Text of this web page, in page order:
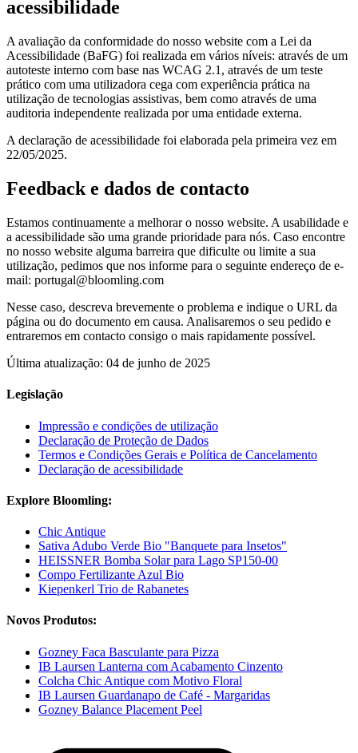
acessibilidade
A avaliação da conformidade do nosso website com a Lei da
Acessibilidade (BaFG) foi realizada em vários níveis: através de um
autoteste interno com base nas WCAG 2.1, através de um teste
prático com uma utilizadora cega com experiência prática na
utilização de tecnologias assistivas, bem como através de uma
auditoria independente realizada por uma entidade externa.
A declaração de acessibilidade foi elaborada pela primeira vez em
22/05/2025.
Feedback e dados de contacto
Estamos continuamente a melhorar o nosso website. A usabilidade e
a acessibilidade são uma grande prioridade para nós. Caso encontre
no nosso website alguma barreira que dificulte ou limite a sua
utilização, pedimos que nos informe para o seguinte endereço de e-
mail: portugal@bloomling.com
Nesse caso, descreva brevemente o problema e indique o URL da
página ou do documento em causa. Analisaremos o seu pedido e
entraremos em contacto consigo o mais rapidamente possível.
Última atualização: 04 de junho de 2025
Legislação
Impressão e condições de utilização
Declaração de Proteção de Dados
Termos e Condições Gerais e Política de Cancelamento
Declaração de acessibilidade
Explore Bloomling:
Chic Antique
Sativa Adubo Verde Bio "Banquete para Insetos"
HEISSNER Bomba Solar para Lago SP150-00
Compo Fertilizante Azul Bio
Kiepenkerl Trio de Rabanetes
Novos Produtos:
Gozney Faca Basculante para Pizza
IB Laursen Lanterna com Acabamento Cinzento
Colcha Chic Antique com Motivo Floral
IB Laursen Guardanapo de Café - Margaridas
Gozney Balance Placement Peel